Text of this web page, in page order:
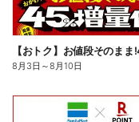
8月3日 ～8月10日